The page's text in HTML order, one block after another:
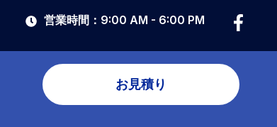
営業時間：9:00 AM - 6:00 PM
お見積り